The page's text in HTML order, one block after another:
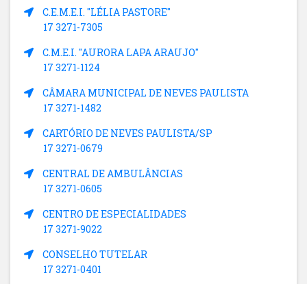
C.E.M.E.I. "LÉLIA PASTORE"
17 3271-7305
C.M.E.I. "AURORA LAPA ARAUJO"
17 3271-1124
CÂMARA MUNICIPAL DE NEVES PAULISTA
17 3271-1482
CARTÓRIO DE NEVES PAULISTA/SP
17 3271-0679
CENTRAL DE AMBULÂNCIAS
17 3271-0605
CENTRO DE ESPECIALIDADES
17 3271-9022
CONSELHO TUTELAR
17 3271-0401